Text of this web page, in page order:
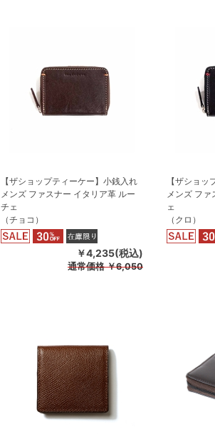
【ザショップティーケー】小銭入れ
メンズ ファスナー イタリア革 ルー
チェ
（チョコ）
￥4,235(税込)
通常価格￥6,050
【ザショ
メンズ フ
ェ
（クロ）